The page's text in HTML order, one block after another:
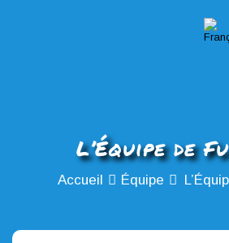
L’Équipe de
Accueil Équipe